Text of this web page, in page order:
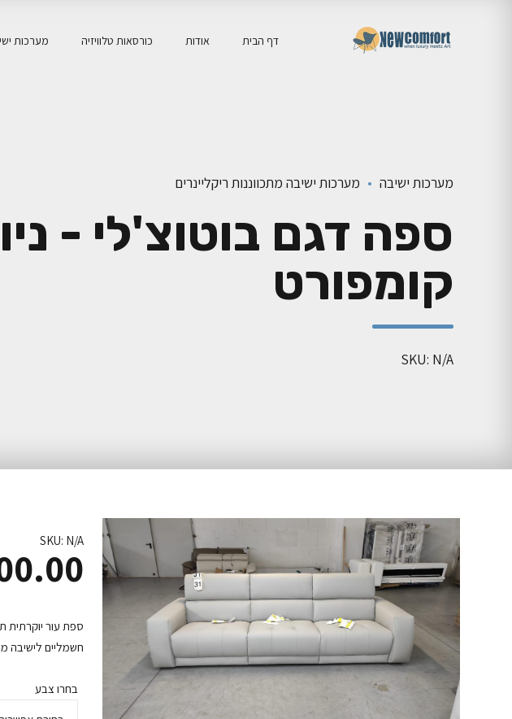
דף הבית אודות כורסאות טלוויזיה מערכות
מערכות ישיבה מערכות ישיבה מתכווננות ריקליינרים
ספה דגם בוטוצ'לי - ניו
קומפורט
SKU: N/A
SKU: N/A
חשמליים לישיבה
בחרו צבע